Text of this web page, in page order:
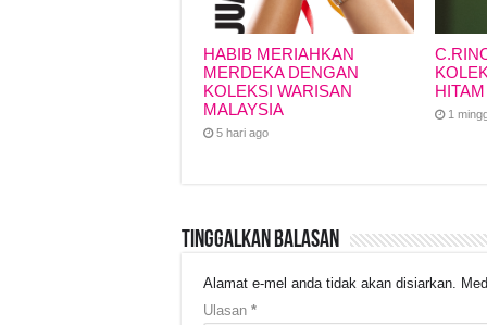
HABIB MERIAHKAN
MERDEKA DENGAN
KOLEKSI WARISAN
MALAYSIA
5 hari ago
1
Tinggalkan Balasan
Alamat e-mel anda tidak akan disiarkan.
Ulasan *